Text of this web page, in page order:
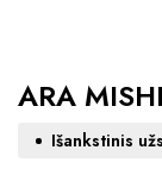
ARA
Išankstinis